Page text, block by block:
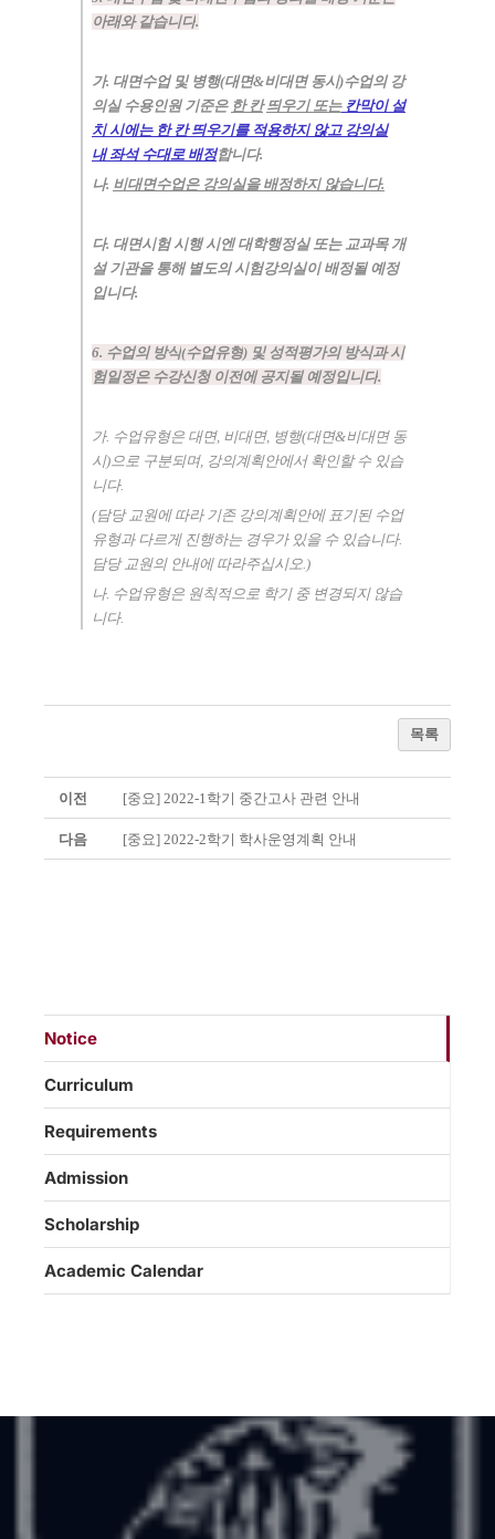
아래와 같습니다.
가. 대면수업 및 병행(대면&비대면 동시)수업의 강
의실 수용인원 기준은 한 칸 띄우기 또는칸막이 설
치 시에는 한 칸 띄우기를 적용하지 않고 강의실
내좌석 수대로 배정합니다.
나. 비대면수업은 강의실을 배정하지 않습니다.
다. 대면시험 시행 시엔 대학행정실 또는 교과목 개
설 기관을 통해 별도의 시험강의실이 배정될 예정
입니다.
6. 수업의 방식(수업유형) 및 성적평가의 방식과 시
험일정은 수강신청 이전에 공지될 예정입니다.
가. 수업유형은 대면, 비대면, 병행(대면&비대면 동
시)으로 구분되며, 강의계획안에서 확인할 수 있습
니다.
(담당 교원에 따라 기존 강의계획안에 표기된 수업
유형과 다르게 진행하는 경우가 있을 수 있습니다.
담당 교원의 안내에 따라주십시오.)
나. 수업유형은 원칙적으로 학기 중 변경되지 않습
니다.
목록
이전 [중요] 2022-1학기 중간고사 관련 안내
다음 [중요] 2022-2학기 학사운영계획 안내
Notice
Curriculum
Requirements
Admission
Scholarship
Academic Calendar